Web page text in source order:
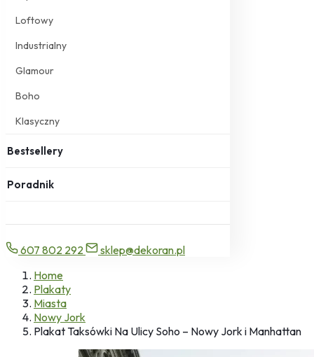
Loftowy
Industrialny
Glamour
Boho
Klasyczny
Bestsellery
Poradnik
607 802 292
sklep@dekoran.pl
Home
Plakaty
Miasta
Nowy Jork
Plakat Taksówki Na Ulicy Soho – Nowy Jork i Manhattan